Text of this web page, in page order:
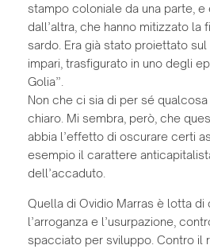
stampo coloniale da una parte, e
dall’altra, che hanno mitizzato la
sardo. Era già stato proiettato
impari, trasfigurato in uno degli
Golia”.
Non che ci sia di per sé
chiaro. Mi sembra, però, che
abbia l’effetto di oscurare certi
esempio il carattere
dell’accaduto.
Quella di Ovidio Marras è lotta
l’arroganza e l’usurpazione,
spacciato per sviluppo. Contro il